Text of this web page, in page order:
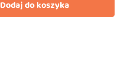
Dodaj do koszyka